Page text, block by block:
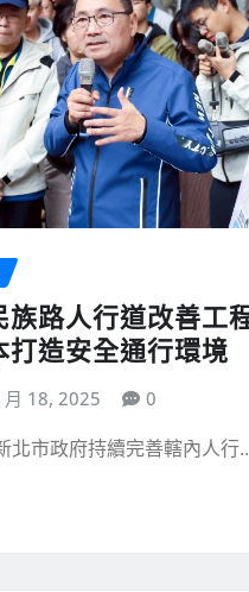
族路人行道改善工
打造安全通行環境
月 18, 2025 0
北市政府持續完善轄內人行